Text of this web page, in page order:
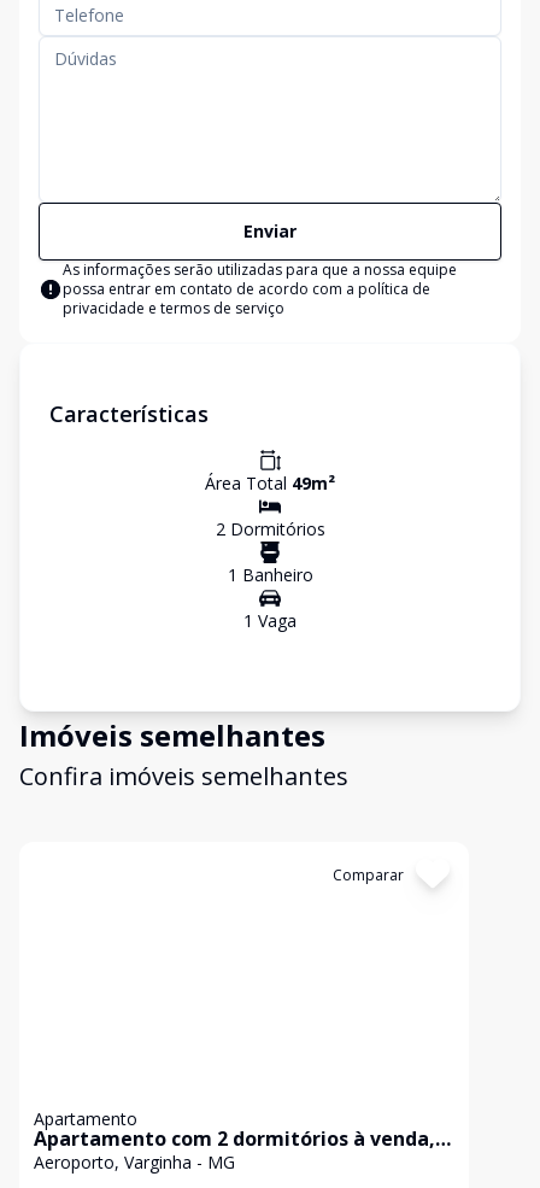
Enviar
As informações serão utilizadas para que a nossa equipe
possa entrar em contato de acordo com a política de
privacidade e termos de serviço
Características
Área Total 49m²
2Dormitórios
1 Banheiro
1 Vaga
Imóveis semelhantes
Confira imóveis semelhantes
Comparar
Apartamento
Apartamento com 2 dormitórios à venda,
48 m² por R$ 200.000,00 - Aeroporto -
Aeroporto, Varginha - MG